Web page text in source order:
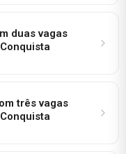
duas vagas
três vagas